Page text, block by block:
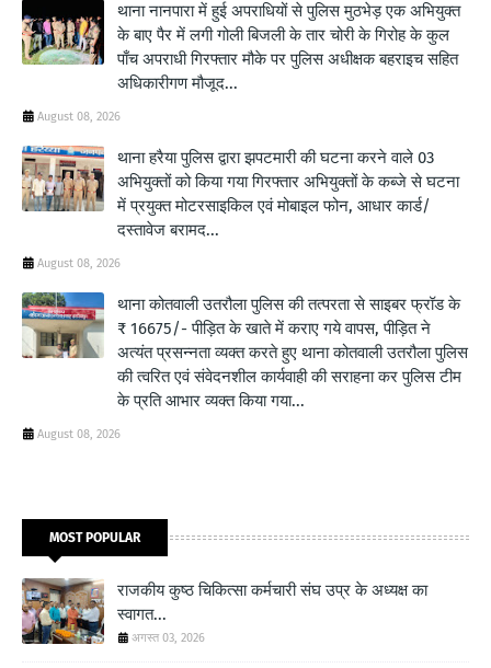
थाना नानपारा में हुई अपराधियों से पुलिस मुठभेड़ एक अभियुक्त
के बाए पैर में लगी गोली बिजली के तार चोरी के गिरोह के कुल
पाँच अपराधी गिरफ्तार मौके पर पुलिस अधीक्षक बहराइच सहित
अधिकारीगण मौजूद...
August 08, 2026
थाना हरैया पुलिस द्वारा झपटमारी की घटना करने वाले 03
अभियुक्तों को किया गया गिरफ्तार अभियुक्तों के कब्जे से घटना
में प्रयुक्त मोटरसाइकिल एवं मोबाइल फोन, आधार कार्ड/
दस्तावेज बरामद...
August 08, 2026
थाना कोतवाली उतरौला पुलिस की तत्परता से साइबर फ्रॉड के
₹ 16675/- पीड़ित के खाते में कराए गये वापस, पीड़ित ने
अत्यंत प्रसन्नता व्यक्त करते हुए थाना कोतवाली उतरौला पुलिस
की त्वरित एवं संवेदनशील कार्यवाही की सराहना कर पुलिस टीम
के प्रति आभार व्यक्त किया गया...
August 08, 2026
MOST POPULAR
राजकीय कुष्ठ चिकित्सा कर्मचारी संघ उप्र के अध्यक्ष का
स्वागत...
अगस्त 03, 2026